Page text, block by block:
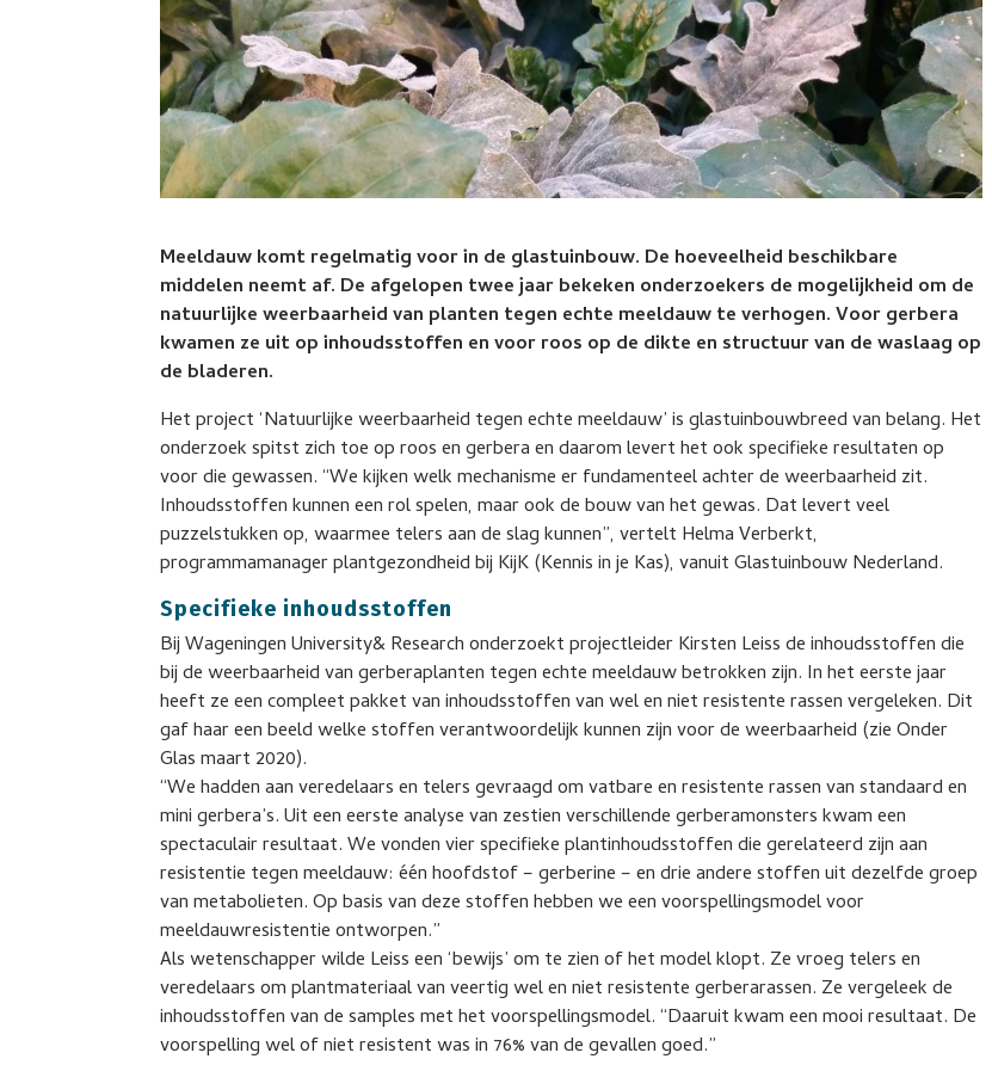
Meeldauw komt regelmatig voor in de glastuinbouw. De hoeveelheid beschikbare
middelen neemt af. De afgelopen twee jaar bekeken onderzoekers de mogelijkheid om de
natuurlijke weerbaarheid van planten tegen echte meeldauw te verhogen. Voor gerbera
kwamen ze uit op inhoudsstoffen en voor roos op de dikte en structuur van de waslaag op
de bladeren.
Het project ‘Natuurlijke weerbaarheid tegen echte meeldauw’ is glastuinbouwbreed van belang. Het
onderzoek spitst zich toe op roos en gerbera en daarom levert het ook specifieke resultaten op
voor die gewassen. “We kijken welk mechanisme er fundamenteel achter de weerbaarheid zit.
Inhoudsstoffen kunnen een rol spelen, maar ook de bouw van het gewas. Dat levert veel
puzzelstukken op, waarmee telers aan de slag kunnen”, vertelt Helma Verberkt,
programmamanager plantgezondheid bij KijK (Kennis in je Kas), vanuit Glastuinbouw Nederland.
Specifieke inhoudsstoffen
Bij Wageningen University& Research onderzoekt projectleider Kirsten Leiss de inhoudsstoffen die
bij de weerbaarheid van gerberaplanten tegen echte meeldauw betrokken zijn. In het eerste jaar
heeft ze een compleet pakket van inhoudsstoffen van wel en niet resistente rassen vergeleken. Dit
gaf haar een beeld welke stoffen verantwoordelijk kunnen zijn voor de weerbaarheid (zie Onder
Glas maart 2020).
“We hadden aan veredelaars en telers gevraagd om vatbare en resistente rassen van standaard en
mini gerbera’s. Uit een eerste analyse van zestien verschillende gerberamonsters kwam een
spectaculair resultaat. We vonden vier specifieke plantinhoudsstoffen die gerelateerd zijn aan
resistentie tegen meeldauw: één hoofdstof – gerberine – en drie andere stoffen uit dezelfde groep
van metabolieten. Op basis van deze stoffen hebben we een voorspellingsmodel voor
meeldauwresistentie ontworpen.”
Als wetenschapper wilde Leiss een ‘bewijs’ om te zien of het model klopt. Ze vroeg telers en
veredelaars om plantmateriaal van veertig wel en niet resistente gerberarassen. Ze vergeleek de
inhoudsstoffen van de samples met het voorspellingsmodel. “Daaruit kwam een mooi resultaat. De
voorspelling wel of niet resistent was in 76% van de gevallen goed.”